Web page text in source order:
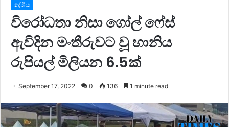
දේශීය
විරෝධතා නිසා ගෝල් ෆේස්
ඇවිදින මංතීරුවට වූ හානිය
රුපියල් මිලියන 6.5ක්
September 17, 2022 0 136 1 minute read